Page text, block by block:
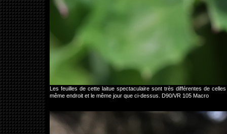
Les feuilles de cette laitue spectaculaire sont très différentes de
même endroit et le même jour que ci-dessus. D90/VR 105 Macro